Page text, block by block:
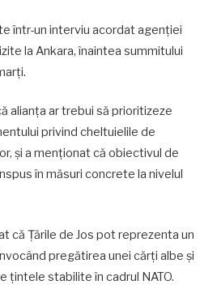
într-un interviu acordat agenției
la Ankara, înaintea summitului
alianța ar trebui să prioritizeze
privind cheltuielile de
și a menționat că obiectivul de
în măsuri concrete la nivelul
că Țările de Jos pot reprezenta un
pregătirea unei cărți albe și
țintele stabilite în cadrul NATO.